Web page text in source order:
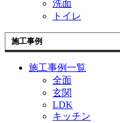
洗面
トイレ
施工事例
施工事例一覧
全面
玄関
LDK
キッチン